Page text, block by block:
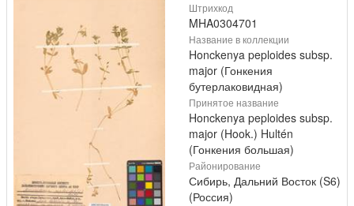
Штрихкод
MHA0304701
Название в коллекции
Honckenya peploides subsp.
major (Гонкения
бутерлаковидная)
Принятое название
Honckenya peploides subsp.
major (Hook.) Hultén
(Гонкения большая)
Районирование
Сибирь, Дальний Восток (S6)
(Россия)